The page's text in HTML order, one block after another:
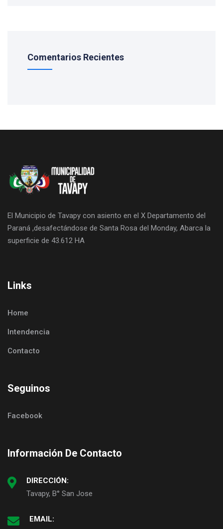
Comentarios Recientes
El Municipio de Tavapy con asiento en el X Departamento del
Paraná ,desafectándose de Santa Rosa del Monday, Abarca la
superficie de 43.612 HA
Links
Home
Intendencia
Contacto
Seguinos
Facebook
Información De Contacto
DIRECCIÓN:
Tavapy, B° San Jose
EMAIL: